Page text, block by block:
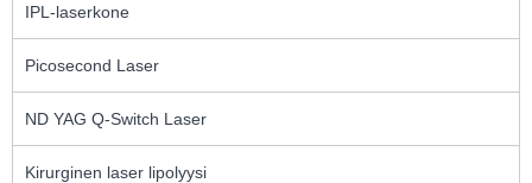
IPL-laserkone
Picosecond Laser
ND YAG Q-Switch Laser
Kirurginen laser lipolyysi